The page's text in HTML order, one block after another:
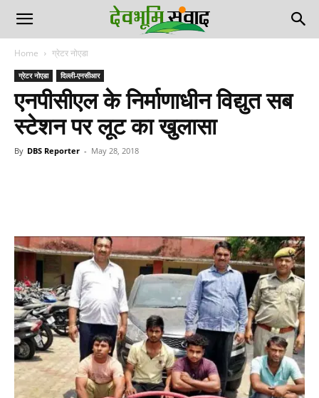
Home ग्रेटर नोएडा
ग्रेटर नोएडा दिल्ली-एनसीआर
एनपीसीएल के निर्माणाधीन विद्युत सब
स्टेशन पर लूट का खुलासा
By DBS Reporter - May 28, 2018